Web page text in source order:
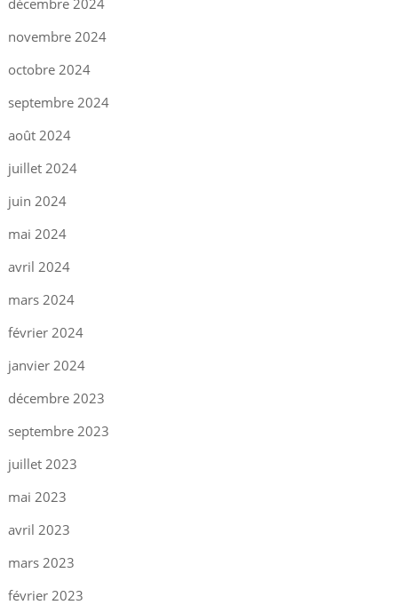
décembre 2024
novembre 2024
octobre 2024
septembre 2024
août 2024
juillet 2024
juin 2024
mai 2024
avril 2024
mars 2024
février 2024
janvier 2024
décembre 2023
septembre 2023
juillet 2023
mai 2023
avril 2023
mars 2023
février 2023